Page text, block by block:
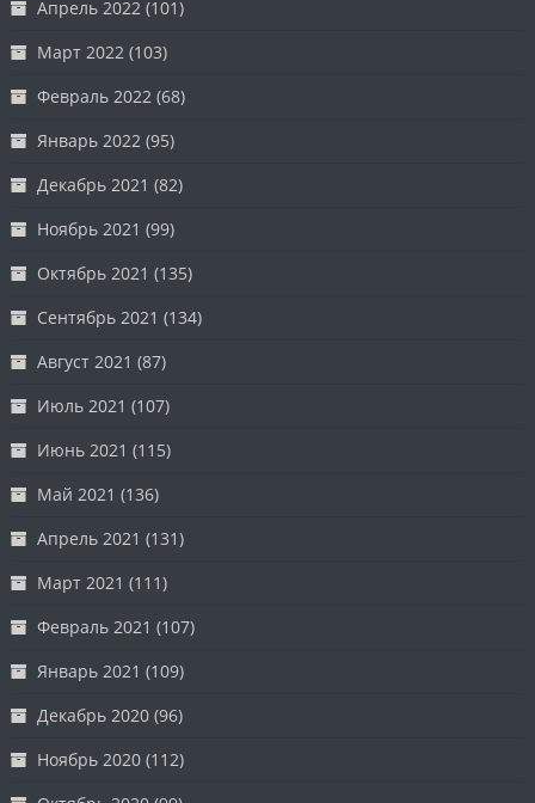
Апрель 2022 (101)
Март 2022 (103)
Февраль 2022 (68)
Январь 2022 (95)
Декабрь 2021 (82)
Ноябрь 2021 (99)
Октябрь 2021 (135)
Сентябрь 2021 (134)
Август 2021 (87)
Июль 2021 (107)
Июнь 2021 (115)
Май 2021 (136)
Апрель 2021 (131)
Март 2021 (111)
Февраль 2021 (107)
Январь 2021 (109)
Декабрь 2020 (96)
Ноябрь 2020 (112)